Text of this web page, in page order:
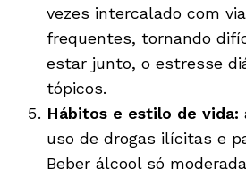
vezes intercalado com
frequentes, tornando
estar junto, o estresse
tópicos.
Hábitos e estilo de vida:
uso de drogas ilícitas e
Beber álcool só